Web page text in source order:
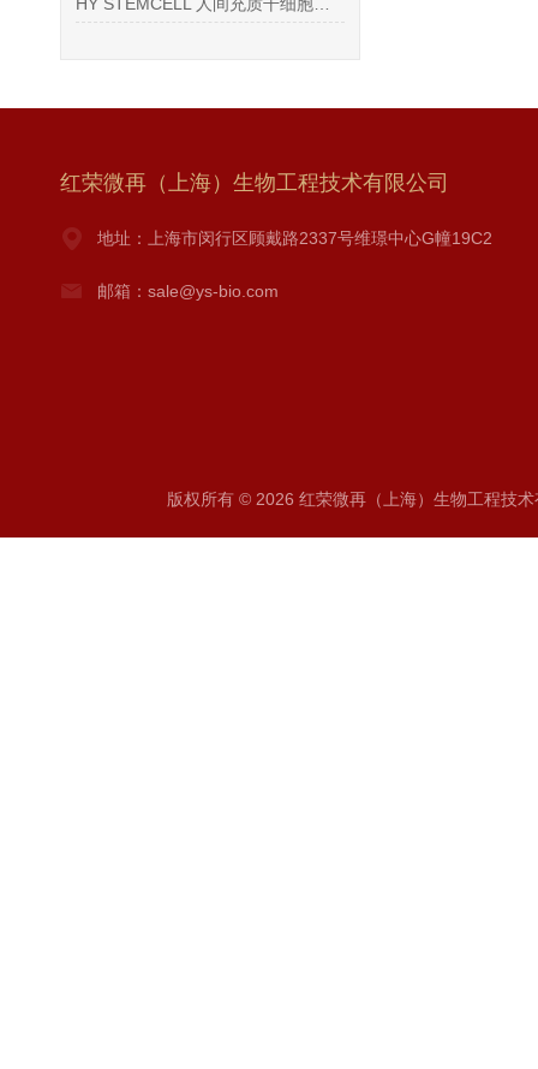
红荣微再（上海）生物工程技术有限公司
地址：上海市闵行区顾戴路2337号维璟中心G幢19C2
邮箱：sale@ys-bio.com
版权所有 © 2026 红荣微再（上海）生物工程技